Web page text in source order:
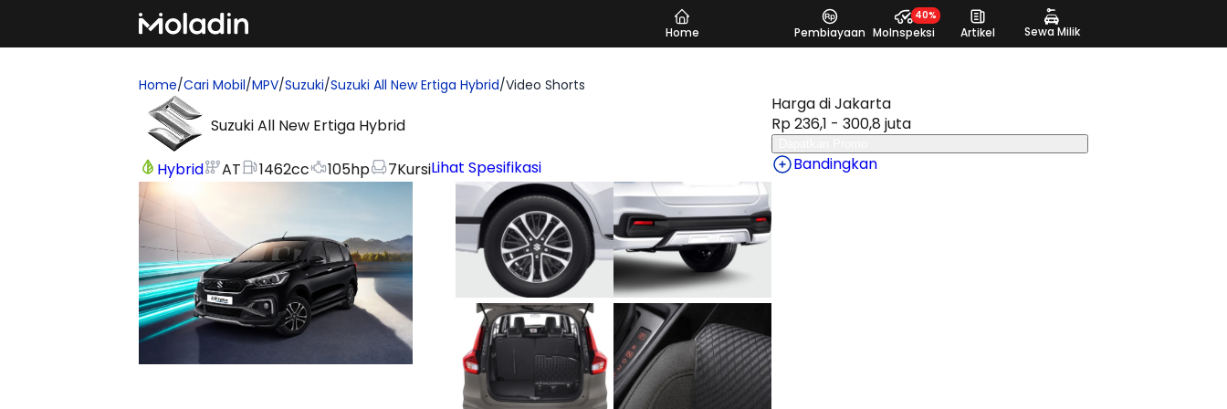
Home Pembiayaan MoInspeksi
40%
Artikel Sewa Milik
Home/Cari Mobil/MPV/Suzuki/Suzuki All New Ertiga Hybrid/Video Shorts
Suzuki All New Ertiga Hybrid
Hybrid AT 1462cc 105hp 7KursiLihat Spesifikasi
Harga di Jakarta
Rp 236,1 - 300,8 juta
Bandingkan